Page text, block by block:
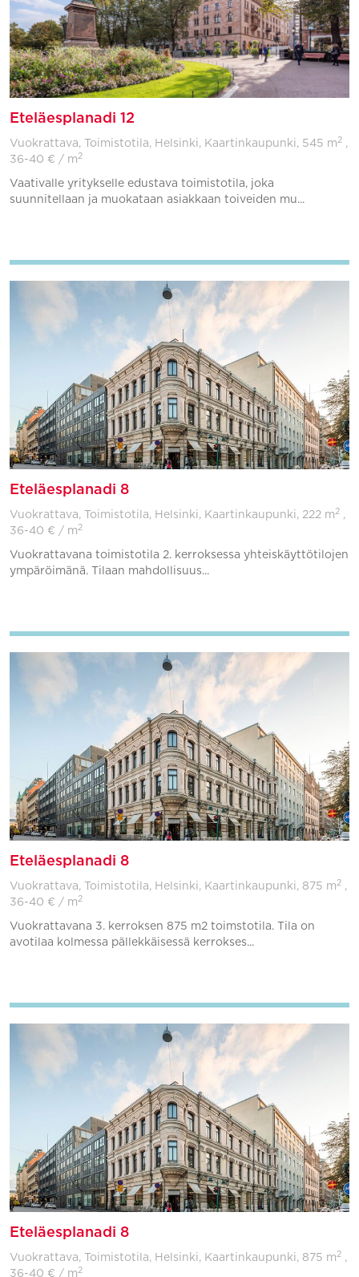
Eteläesplanadi 12
Vuokrattava, Toimistotila, Helsinki, Kaartinkaupunki, 545 m 2 ,
36-40 € / m 2
Vaativalle yritykselle edustava toimistotila, joka
suunnitellaan ja muokataan asiakkaan toiveiden mu...
Eteläesplanadi 8
Vuokrattava, Toimistotila, Helsinki, Kaartinkaupunki, 222 m 2 ,
36-40 € / m 2
Vuokrattavana toimistotila 2. kerroksessa yhteiskäyttötilojen
ympäröimänä. Tilaan mahdollisuus...
Eteläesplanadi 8
Vuokrattava, Toimistotila, Helsinki, Kaartinkaupunki, 875 m 2 ,
36-40 € / m 2
Vuokrattavana 3. kerroksen 875 m2 toimstotila. Tila on
avotilaa kolmessa pällekkäisessä kerrokses...
Eteläesplanadi 8
Vuokrattava, Toimistotila, Helsinki, Kaartinkaupunki, 875 m 2 ,
36-40 € / m 2